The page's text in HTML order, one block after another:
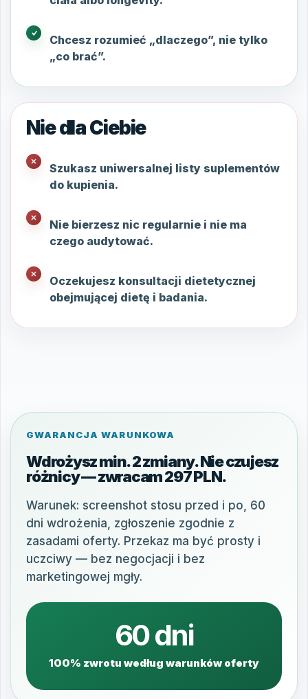
Chcesz rozumieć „dlaczego”, nie tylko
„co brać”.
Nie dla Ciebie
Szukasz uniwersalnej listy suplementów
do kupienia.
Nie bierzesz nic regularnie i nie ma
czego audytować.
Oczekujesz konsultacji dietetycznej
obejmującej dietę i badania.
GWARANCJA WARUNKOWA
Wdrożysz min. 2 zmiany. Nie czujesz
różnicy — zwracam 297 PLN.
Warunek: screenshot stosu przed i po, 60
dni wdrożenia, zgłoszenie zgodnie z
zasadami oferty. Przekaz ma być prosty i
uczciwy — bez negocjacji i bez
marketingowej mgły.
60 dni
100% zwrotu według warunków oferty